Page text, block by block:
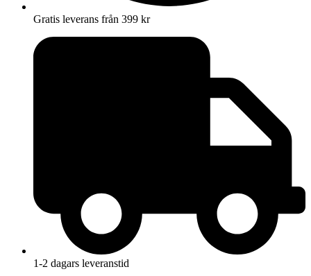
Gratis leverans från 399 kr
1-2 dagars leveranstid